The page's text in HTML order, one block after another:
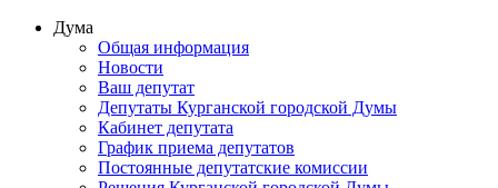
Дума
Общая информация
Новости
Ваш депутат
Депутаты Курганской городской Думы
Кабинет депутата
График приема депутатов
Постоянные депутатские комиссии